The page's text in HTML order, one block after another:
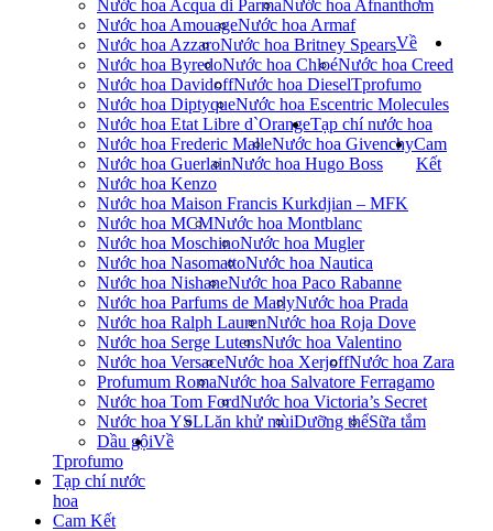
Nước hoa Acqua di ParmaNước hoa Afnan
Nước hoa AmouageNước hoa Armaf
Nước hoa AzzaroNước hoa Britney Spears
Nước hoa ByredoNước hoa ChloéNước hoa Creed
Nước hoa DavidoffNước hoa Diesel
Nước hoa DiptyqueNước hoa Escentric Molecules
Nước hoa Etat Libre d`Orange
Nước hoa Frederic MalleNước hoa Givenchy
Nước hoa GuerlainNước hoa Hugo Boss
Nước hoa Kenzo
Nước hoa Maison Francis Kurkdjian – MFK
Nước hoa MCMNước hoa Montblanc
Nước hoa MoschinoNước hoa Mugler
Nước hoa NasomattoNước hoa Nautica
Nước hoa NishaneNước hoa Paco Rabanne
Nước hoa Parfums de MarlyNước hoa Prada
Nước hoa Ralph LaurenNước hoa Roja Dove
Nước hoa Serge LutensNước hoa Valentino
Nước hoa VersaceNước hoa XerjoffNước hoa Zara
Profumum RomaNước hoa Salvatore Ferragamo
Nước hoa Tom FordNước hoa Victoria’s Secret
Nước hoa YSLLăn khử mùiDưỡng thểSữa tắm
Dầu gội
thơm
Về
Tprofumo
Tạp chí nước hoa
Cam
Kết
Về
Tprofumo
Tạp chí nước
hoa
Cam Kết